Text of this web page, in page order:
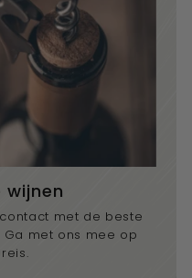
wijnen
met de beste
met ons mee op